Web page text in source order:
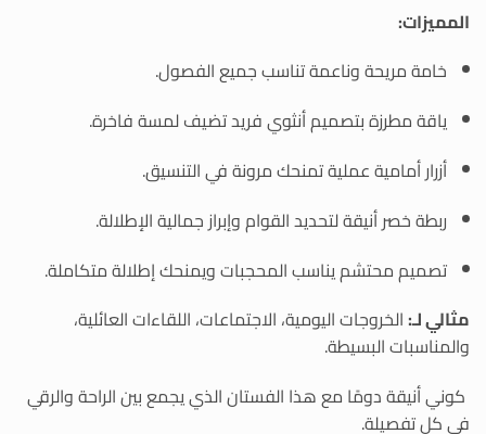
المميزات:
خامة مريحة وناعمة تناسب جميع الفصول.
ياقة مطرزة بتصميم أنثوي فريد تضيف لمسة فاخرة.
أزرار أمامية عملية تمنحك مرونة في التنسيق.
ربطة خصر أنيقة لتحديد القوام وإبراز جمالية الإطلالة.
تصميم محتشم يناسب المحجبات ويمنحك إطلالة متكاملة.
مثالي لـ:الخروجات اليومية، الاجتماعات، اللقاءات العائلية،
والمناسبات البسيطة.
كوني أنيقة دومًا مع هذا الفستان الذي يجمع بين الراحة والرقي
في كل تفصيلة.